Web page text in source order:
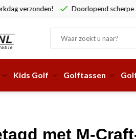
verzonden! Doorlopend scherpe
Kids Golf Golftassen
met M-